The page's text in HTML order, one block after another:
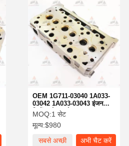
OEM 1G711-03040 1A033-
03042 1A033-03043 इंजन
सिलेंडर हेड कुबोटा D1703
MOQ:1 सेट
मूल्य:$980
सबसे अच्छी
अभी चैट करें